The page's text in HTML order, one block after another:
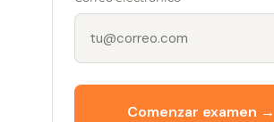
Comenzar examen →